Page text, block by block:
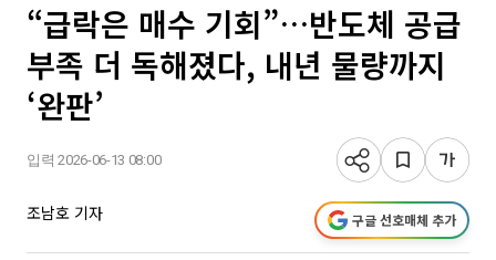
“급락은 매수 기회”…반도체 공급
부족 더 독해졌다, 내년 물량까지
‘완판’
입력 2026-06-13 08:00
조남호 기자 구글 선호매체 추가